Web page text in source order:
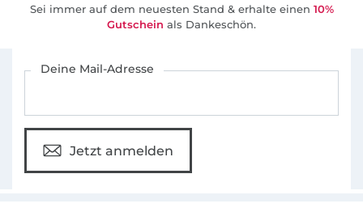
Sei immer auf dem neuesten Stand & erhalte einen 10%
Gutschein als Dankeschön.
Deine Mail-Adresse
Jetzt anmelden